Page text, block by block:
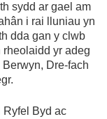
sydd ar gael am
i rai lluniau yn
dda gan y clwb
rheolaidd yr adeg
Dre-fach
Ryfel Byd ac